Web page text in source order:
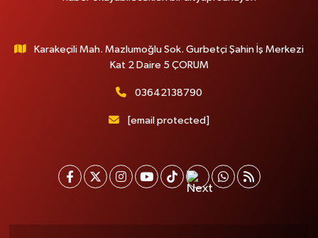
Karakeçili Mah. Mazlumoğlu Sok. Gurbetçi Şahin İş Merkezi
Kat 2 Daire 5 ÇORUM
03642138790
[email protected]